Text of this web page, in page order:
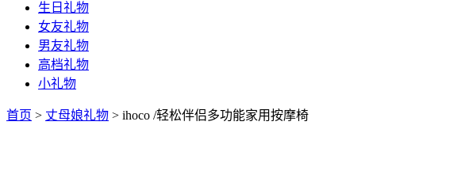
生日礼物
女友礼物
男友礼物
高档礼物
小礼物
首页 > 丈母娘礼物 > ihoco /轻松伴侣多功能家用按摩椅